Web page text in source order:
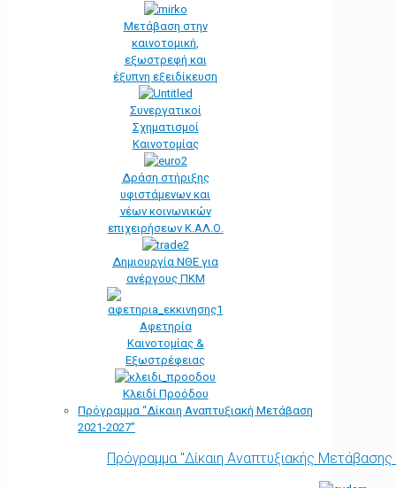
Μετάβαση στην
καινοτομική,
εξωστρεφή και
έξυπνη εξειδίκευση
Συνεργατικοί
Σχηματισμοί
Καινοτομίας
Δράση στήριξης
υφιστάμενων και
νέων κοινωνικών
επιχειρήσεων Κ.ΑΛ.Ο.
Δημιουργία ΝΘΕ για
ανέργους ΠΚΜ
Αφετηρία
Kαινοτομίας &
Εξωστρέφειας
Κλειδί Προόδου
Πρόγραμμα “Δίκαιη Αναπτυξιακή Μετάβαση
2021-2027”
Πρόγραμμα "Δίκαιη Αναπτυξιακής